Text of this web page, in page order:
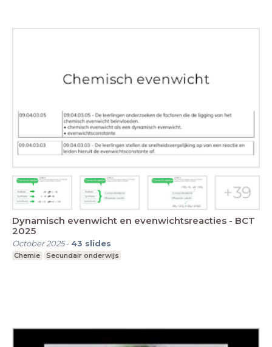
Dynamisch evenwicht en evenwichtsreacties - BCT
2025
October 2025- 43 slides
Chemie Secundair onderwijs